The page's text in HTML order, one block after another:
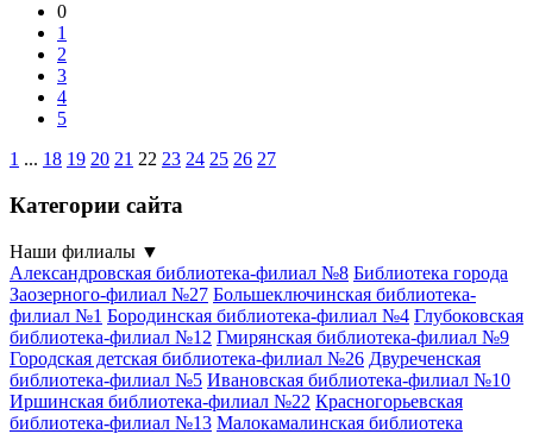
0
1
2
3
4
5
1 ... 18 19 20 21 22 23 24 25 26 27
Категории сайта
Наши филиалы ▼
Александровская библиотека-филиал №8 Библиотека города
Заозерного-филиал №27 Большеключинская библиотека-
филиал №1 Бородинская библиотека-филиал №4 Глубоковская
библиотека-филиал №12 Гмирянская библиотека-филиал №9
Городская детская библиотека-филиал №26 Двуреченская
библиотека-филиал №5 Ивановская библиотека-филиал №10
Иршинская библиотека-филиал №22 Красногорьевская
библиотека-филиал №13 Малокамалинская библиотека